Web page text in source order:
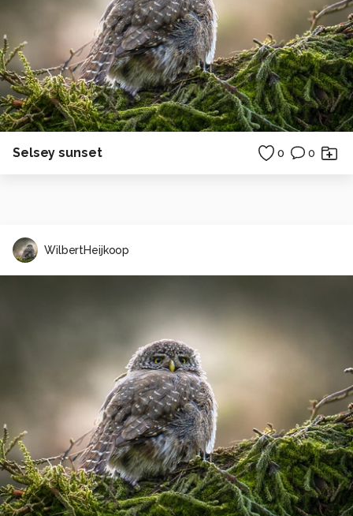
Selsey sunset 0 0
WilbertHeijkoop